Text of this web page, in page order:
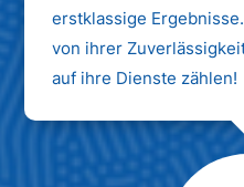
erstklassige
von ihrer
auf ihre Dienste zählen!